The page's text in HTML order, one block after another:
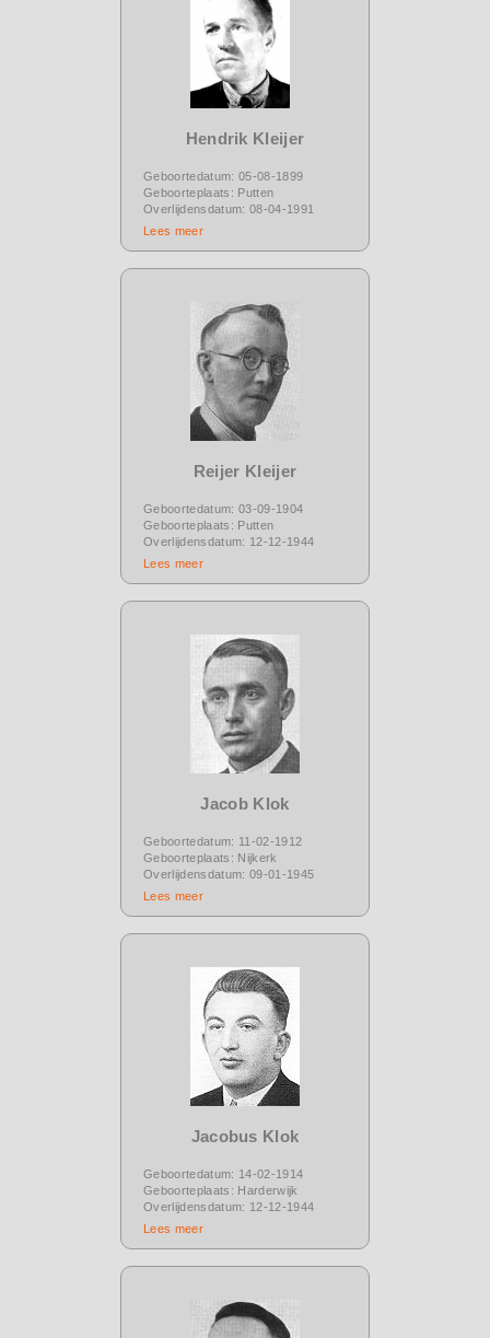
Hendrik Kleijer
Geboortedatum: 05-08-1899
Geboorteplaats: Putten
Overlijdensdatum: 08-04-1991
Lees meer
Reijer Kleijer
Geboortedatum: 03-09-1904
Geboorteplaats: Putten
Overlijdensdatum: 12-12-1944
Lees meer
Jacob Klok
Geboortedatum: 11-02-1912
Geboorteplaats: Nijkerk
Overlijdensdatum: 09-01-1945
Lees meer
Jacobus Klok
Geboortedatum: 14-02-1914
Geboorteplaats: Harderwijk
Overlijdensdatum: 12-12-1944
Lees meer